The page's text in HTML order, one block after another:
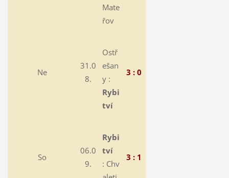
Mate
řov
Ne
31.0
8.
Ostř
ešan
y :
Rybi
tví
3 : 0
So
06.0
9.
Rybi
tví
: Chv
3 : 1